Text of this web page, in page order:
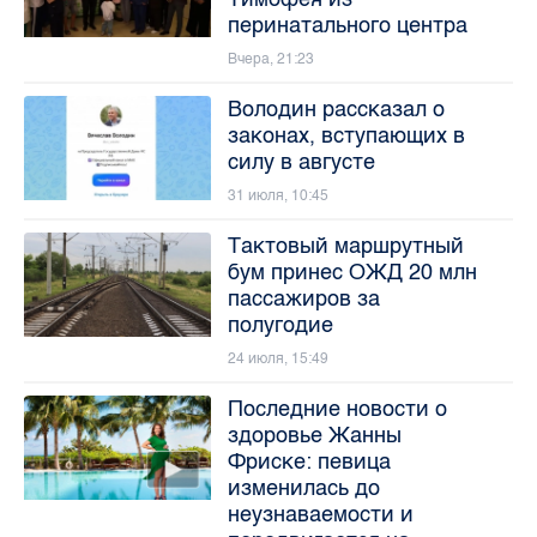
перинатального центра
Вчера, 21:23
Володин рассказал о
законах, вступающих в
силу в августе
31 июля, 10:45
Тактовый маршрутный
бум принес ОЖД 20 млн
пассажиров за
полугодие
24 июля, 15:49
Последние новости о
здоровье Жанны
Фриске: певица
изменилась до
неузнаваемости и